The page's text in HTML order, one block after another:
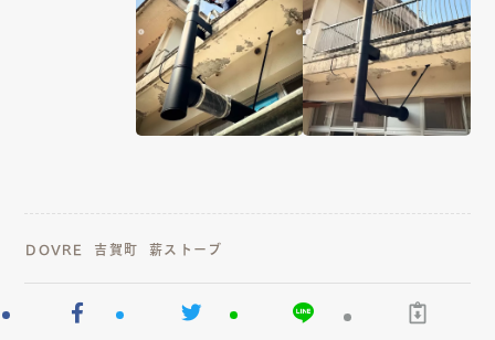
DOVRE 吉賀町 薪ストーブ